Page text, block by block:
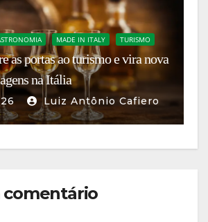
MADE IN ITALY TURISMO
as portas ao turismo e vira nova
na Itália
Luiz Antônio Cafiero
comentário